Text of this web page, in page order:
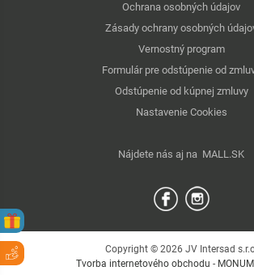
Ochrana osobných údajov
Zásady ochrany osobných
Vernostný program
Formulár pre odstúpenie od
Odstúpenie od kúpnej zmluvy
Nastavenie Cookies
Nájdete nás aj na MALL.SK
Copyright © 2026 JV Intersad
Tvorba internetového obchodu -